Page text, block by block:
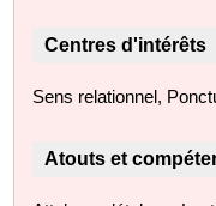
Centres d'intérêts
Sens relationnel,
Atouts et